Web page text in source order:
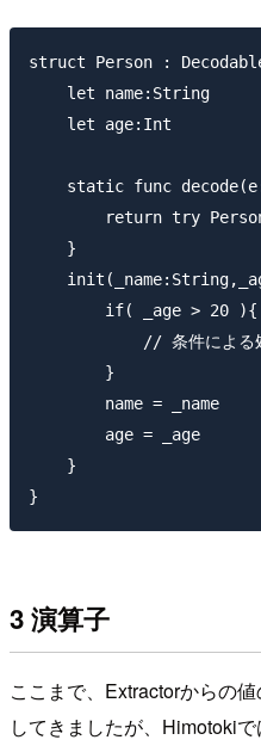
struct Person :
    let name:String
    let age:Int
static func
return try
    }
        if( _age > 20 ){
// 条件による
        }
        name = _name
        age = _age
    }
3 演算子
ここまで、Extractorからの
してきましたが、Himotoki